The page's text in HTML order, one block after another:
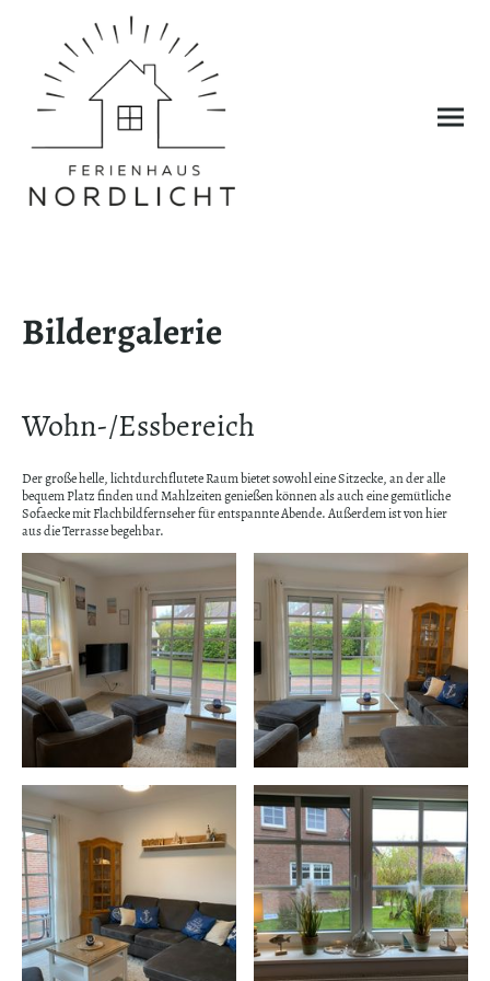
Bildergalerie
Wohn-/Essbereich
Der große helle, lichtdurchflutete Raum bietet sowohl eine Sitzecke, an der alle
bequem Platz finden und Mahlzeiten genießen können als auch eine gemütliche
Sofaecke mit Flachbildfernseher für entspannte Abende. Außerdem ist von hier
aus die Terrasse begehbar.